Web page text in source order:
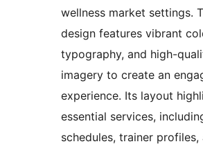
wellness market settings.
design features vibrant
typography, and high-
imagery to create an
experience. Its layout
essential services,
schedules, trainer profiles,